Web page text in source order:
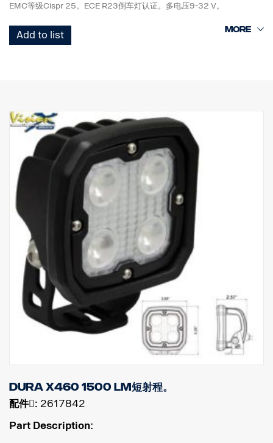
EMC等级Cispr 25。ECE R23倒车灯认证。多电压9-32 V。
高91 mm x 宽69 mm x 直径49 mm。
Add to list
Dura X460 1500 lm短射程。
配件􀌸: 2617842
Part Description: